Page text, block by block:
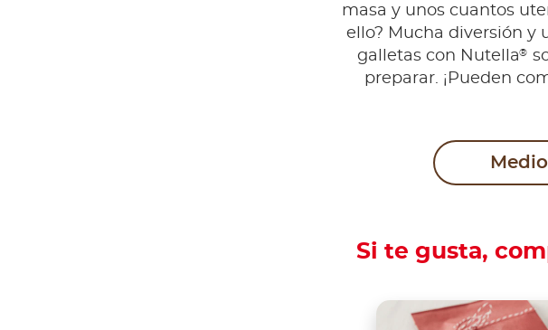
masa y unos cuantos
ello? Mucha diversión y
galletas con Nutella®
preparar. ¡Pueden
Medio
Si te gusta,